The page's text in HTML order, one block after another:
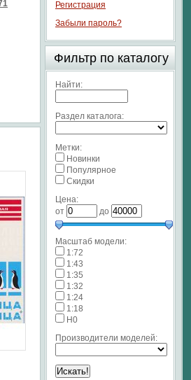
Регистрация
Забыли пароль?
Фильтр по каталогу
Найти:
Раздел каталога:
Метки:
Новинки
Популярное
Скидки
Цена:
от
до
Масштаб модели:
1:72
1:43
1:35
1:32
1:24
1:18
H0
Производители моделей: